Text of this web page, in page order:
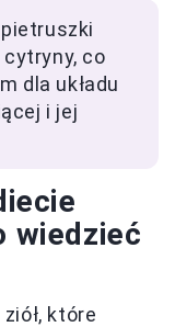
co
dla układu
i jej
wiedzieć
które